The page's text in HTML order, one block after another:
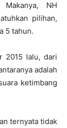
NH
pilihan,
5 tahun.
2015 lalu, dari
adalah
ketimbang
ternyata tidak